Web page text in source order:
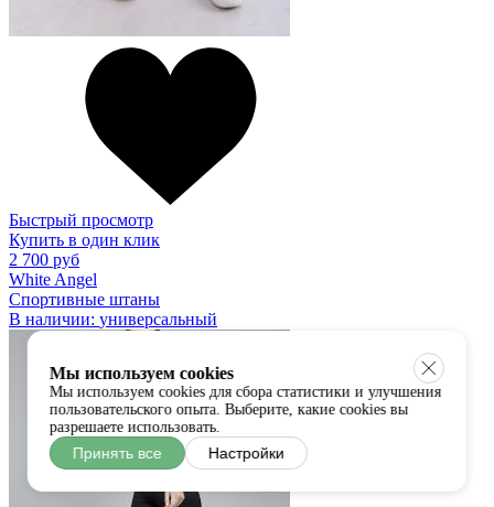
Быстрый просмотр
Купить в один клик
2 700 руб
White Angel
Спортивные штаны
В наличии: универсальный
Мы используем cookies
Мы используем cookies для сбора статистики и улучшения
пользовательского опыта. Выберите, какие cookies вы
разрешаете использовать.
Принять все Настройки